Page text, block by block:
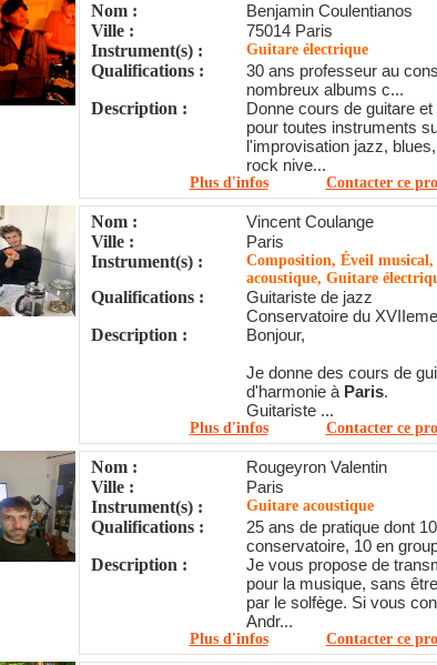
Nom :
Benjamin Coulentianos
Ville :
75014 Paris
Instrument(s) :
Guitare électrique
Qualifications :
30 ans professeur au
nombreux albums c...
Description :
Donne cours de guitare et
pour toutes instruments
l'improvisation jazz,
rock nive...
Plus d'infos Contacter ce
Nom :
Vincent Coulange
Ville :
Paris
Instrument(s) :
Composition, Éveil
acoustique, Guitare
Qualifications :
Guitariste de jazz
Conservatoire du XVIIeme
Description :
Bonjour,
Je donne des cours de
d'harmonie à Paris.
Guitariste ...
Plus d'infos Contacter ce
Nom :
Rougeyron Valentin
Ville :
Paris
Instrument(s) :
Guitare acoustique
Qualifications :
25 ans de pratique dont
conservatoire, 10 en
Description :
Je vous propose de
pour la musique, sans
par le solfège. Si vous
Andr...
Plus d'infos Contacter ce